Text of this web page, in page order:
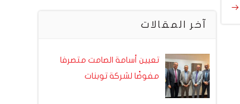
آخر المقالات
تعيين أسامة الصامت متصرفا
مفوضًا لشركة توبنات